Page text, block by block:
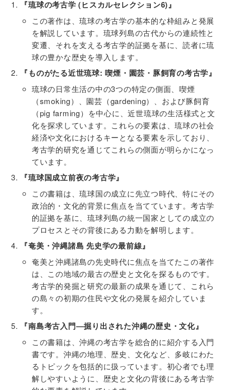
『琉球の考古学 (ヒスカルセレクション6)』
この著作は、琉球の考古学の基本的な枠組みと発展
を解説しています。琉球列島の古代からの連続性と
変遷、それを支える考古学的証拠を基に、読者に琉
球の豊かな歴史を導入します。
『ものがたる近世琉球: 喫煙・園芸・豚飼育の考古学』
琉球の日常生活の中の3つの特定の側面、喫煙
（smoking）、園芸（gardening）、および豚飼育
（pig farming）を中心に、近世琉球の生活様式と文
化を探求しています。これらの要素は、琉球の社会
経済や文化におけるキーとなる要素を示しており、
考古学的研究を通じてこれらの側面が明らかになっ
ています。
『琉球国成立前夜の考古学』
この書籍は、琉球国の成立に先立つ時代、特にその
政治的・文化的背景に焦点を当てています。考古学
的証拠を基に、琉球列島の統一国家としての成立の
プロセスとその背後にある力動を解明します。
『奄美・沖縄諸島 先史学の最前線』
奄美と沖縄諸島の先史時代に焦点を当てたこの著作
は、この地域の最古の歴史と文化を探るものです。
考古学的発掘と研究の最新の成果を通じて、これら
の島々の初期の住民や文化の発展を紹介していま
す。
『南島考古入門―掘り出された沖縄の歴史・文化』
この書籍は、沖縄の考古学を総合的に紹介する入門
書です。沖縄の地理、歴史、文化など、多岐にわた
るトピックを包括的に扱っています。初心者でも理
解しやすいように、歴史と文化の背後にある考古学